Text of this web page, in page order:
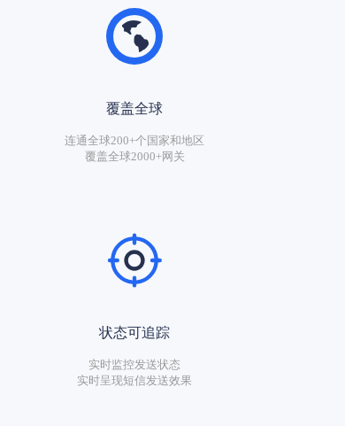
覆盖全球
连通全球200+个国家和地区
覆盖全球2000+网关
状态可追踪
实时监控发送状态
实时呈现短信发送效果